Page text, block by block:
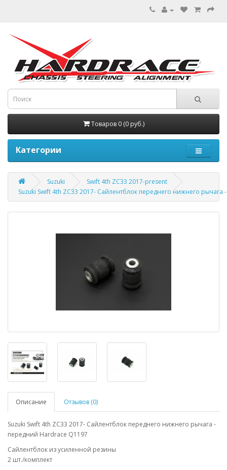
Товаров 0 (0 руб.)
Категории
Suzuki
Swift 4th ZC33 2017-present
Suzuki Swift 4th ZC33 2017- Сайлентблок переднего нижнего
Описание Отзывов (0)
Suzuki Swift 4th ZC33 2017- Сайлентблок переднего нижнего рычага -
передний Hardrace Q1197
Сайлентблок из усиленной резины
2 шт./комплект